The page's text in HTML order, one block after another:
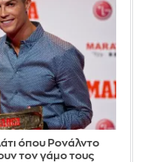
όπου Ρονάλντο
τον γάμο τους